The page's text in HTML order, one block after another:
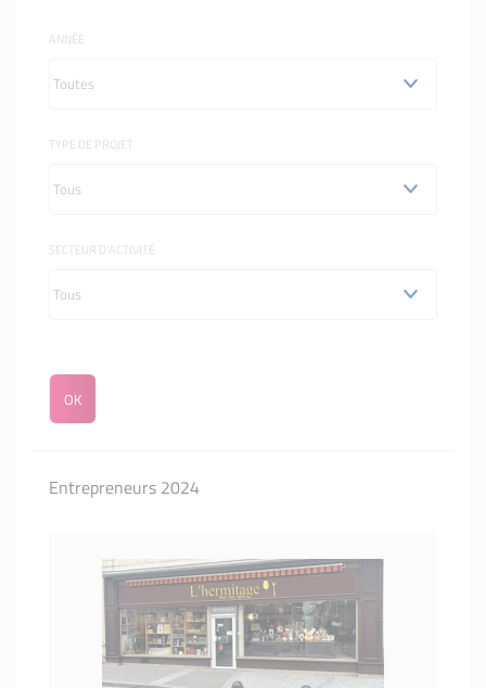
ANNÉE
TYPE DE PROJET
SECTEUR D'ACTIVITÉ
Entrepreneurs 2024